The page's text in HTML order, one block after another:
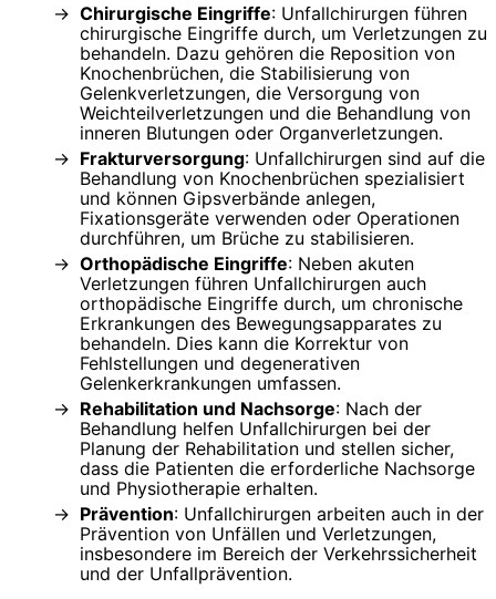
Chirurgische Eingriffe: Unfallchirurgen führen
chirurgische Eingriffe durch, um Verletzungen zu
behandeln. Dazu gehören die Reposition von
Knochenbrüchen, die Stabilisierung von
Gelenkverletzungen, die Versorgung von
Weichteilverletzungen und die Behandlung von
inneren Blutungen oder Organverletzungen.
Frakturversorgung: Unfallchirurgen sind auf die
Behandlung von Knochenbrüchen spezialisiert
und können Gipsverbände anlegen,
Fixationsgeräte verwenden oder Operationen
durchführen, um Brüche zu stabilisieren.
Orthopädische Eingriffe: Neben akuten
Verletzungen führen Unfallchirurgen auch
orthopädische Eingriffe durch, um chronische
Erkrankungen des Bewegungsapparates zu
behandeln. Dies kann die Korrektur von
Fehlstellungen und degenerativen
Gelenkerkrankungen umfassen.
Rehabilitation und Nachsorge: Nach der
Behandlung helfen Unfallchirurgen bei der
Planung der Rehabilitation und stellen sicher,
dass die Patienten die erforderliche Nachsorge
und Physiotherapie erhalten.
Prävention: Unfallchirurgen arbeiten auch in der
Prävention von Unfällen und Verletzungen,
insbesondere im Bereich der Verkehrssicherheit
und der Unfallprävention.